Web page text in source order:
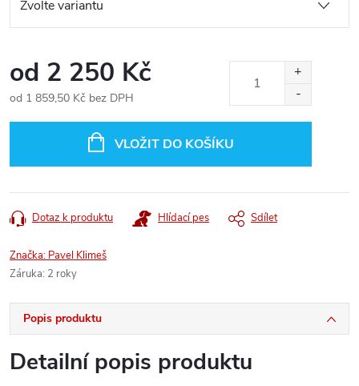
od 2 250 Kč
od 1 859,50 Kč bez DPH
VLOŽIT DO KOŠÍKU
Dotaz k produktu Hlídací pes Sdílet
Značka: Pavel Klimeš
Záruka: 2 roky
Popis produktu
Detailní popis produktu